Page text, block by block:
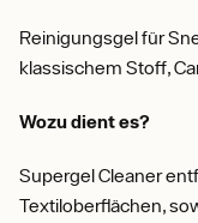
Reinigungsgel für
klassischem Stoff,
Wozu dient es?
Supergel Cleaner
Textiloberflächen,